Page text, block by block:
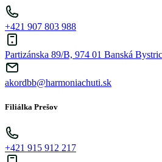
+421 907 803 988
Partizánska 89/B, 974 01 Banská
akordbb@harmoniachuti.sk
Filiálka Prešov
+421 915 912 217